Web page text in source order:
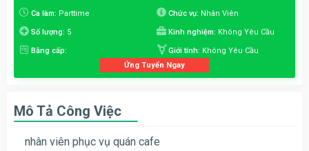
Ca làm: Parttime Chức vụ: Nhân Viên
Số lượng: 5 Kinh nghiệm: Không Yêu Cầu
Bằng cấp: Giới tính: Không Yêu Cầu
Ứng Tuyển Ngay
Mô Tả Công Việc
nhân viên phục vụ quán cafe